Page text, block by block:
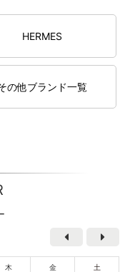
HERMES
の他ブランド一覧
木 金 土